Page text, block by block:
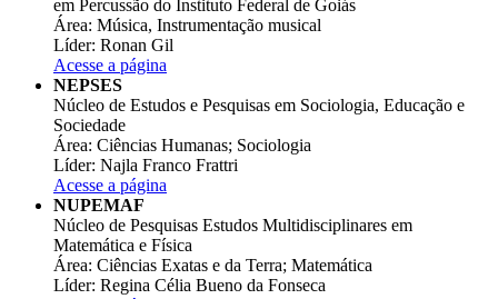
em Percussão do Instituto Federal de Goiás
Área: Música, Instrumentação musical
Líder: Ronan Gil
Acesse a página
NEPSES
Núcleo de Estudos e Pesquisas em Sociologia, Educação e
Sociedade
Área: Ciências Humanas; Sociologia
Líder: Najla Franco Frattri
Acesse a página
NUPEMAF
Núcleo de Pesquisas Estudos Multidisciplinares em
Matemática e Física
Área: Ciências Exatas e da Terra; Matemática
Líder: Regina Célia Bueno da Fonseca